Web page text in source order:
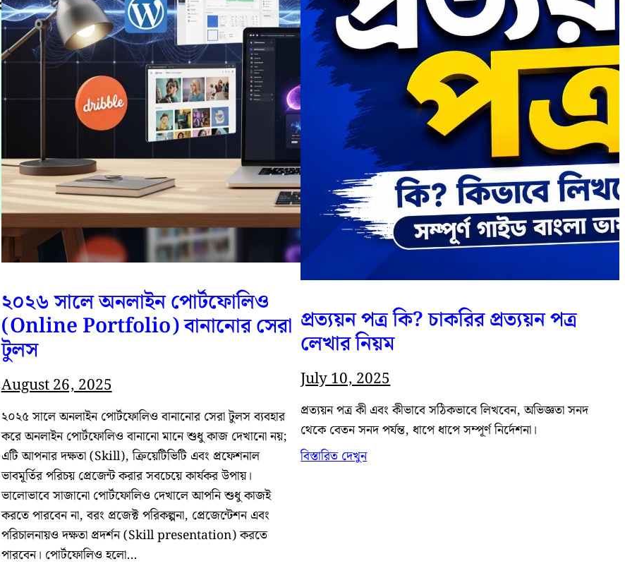
২০২৬ সালে অনলাইন পোর্টফোলিও
(Online Portfolio) বানানোর সেরা
টুলস
August 26, 2025
২০২৫ সালে অনলাইন পোর্টফোলিও বানানোর সেরা টুলস ব্যবহার
করে অনলাইন পোর্টফোলিও বানানো মানে শুধু কাজ দেখানো নয়;
এটি আপনার দক্ষতা (Skill), ক্রিয়েটিভিটি এবং প্রফেশনাল
ভাবমূর্তির পরিচয় প্রেজেন্ট করার সবচেয়ে কার্যকর উপায়।
ভালোভাবে সাজানো পোর্টফোলিও দেখালে আপনি শুধু কাজই
করতে পারবেন না, বরং প্রজেক্ট পরিকল্পনা, প্রেজেন্টেশন এবং
পরিচালনায়ও দক্ষতা প্রদর্শন (Skill presentation) করতে
পারবেন। পোর্টফোলিও হলো…
প্রত্যয়ন পত্র কি? চাকরির প্রত্যয়ন পত্র
লেখার নিয়ম
July 10, 2025
প্রত্যয়ন পত্র কী এবং কীভাবে সঠিকভাবে লিখবেন, অভিজ্ঞতা সনদ
থেকে বেতন সনদ পর্যন্ত, ধাপে ধাপে সম্পূর্ণ নির্দেশনা।
বিস্তারিত দেখুন